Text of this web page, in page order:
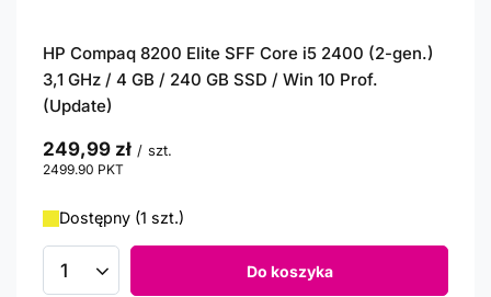
HP Compaq 8200 Elite SFF Core i5 2400 (2-gen.)
3,1 GHz / 4 GB / 240 GB SSD / Win 10 Prof.
(Update)
249,99 zł / szt.
2499.90 PKT
Dostępny (1 szt.)
Ilość produktów Do koszyka